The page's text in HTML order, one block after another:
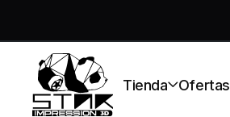
Tienda Ofertas